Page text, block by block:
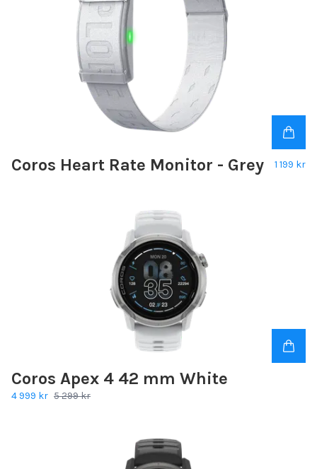
Coros Heart Rate Monitor - Grey 1 199 kr
Coros Apex 4 42 mm White
4 999 kr 5 299 kr